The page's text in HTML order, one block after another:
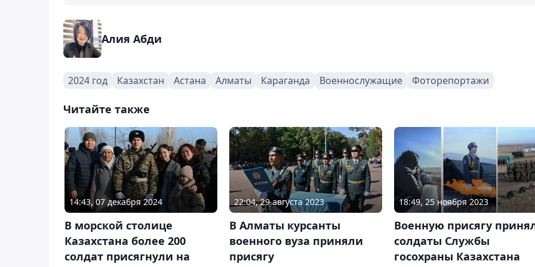
Алия Абди
2024 год Казахстан Астана Алматы Караганда Военнослужащие Фоторепортажи
Читайте также
14:43, 07 декабря 2024
В морской столице
Казахстана более 200
солдат присягнули на
22:04, 29 августа 2023
В Алматы курсанты
военного вуза приняли
присягу
18:49, 25 ноября 2023
Военную присягу
солдаты Службы
госохраны Казахстана